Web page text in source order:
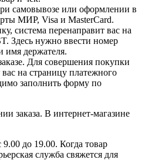
самовывозе или оформлении в
МИР, Visa и MasterCard.
система перенаправит вас на
Здесь нужно ввести номер
имя держателя.
Для совершения покупки
на страницу платежного
заполнить форму по
заказа. В интернет-магазине
9.00 до 19.00. Когда товар
служба свяжется для